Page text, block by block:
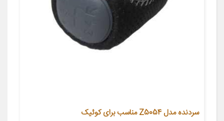
سردنده مدل Z5054 مناسب برای کوئیک